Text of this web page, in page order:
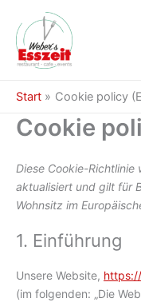
Inhalt
springen
Start Cookie policy
Cookie
Diese Cookie-
aktualisiert und gilt für
Wohnsitz im
1. Einführung
Unsere Website,
(im folgenden: „Die